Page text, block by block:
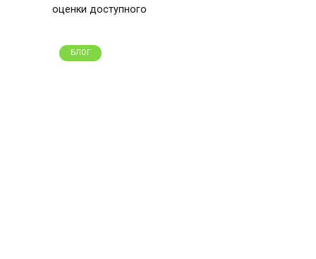
оценки доступного
БЛОГ